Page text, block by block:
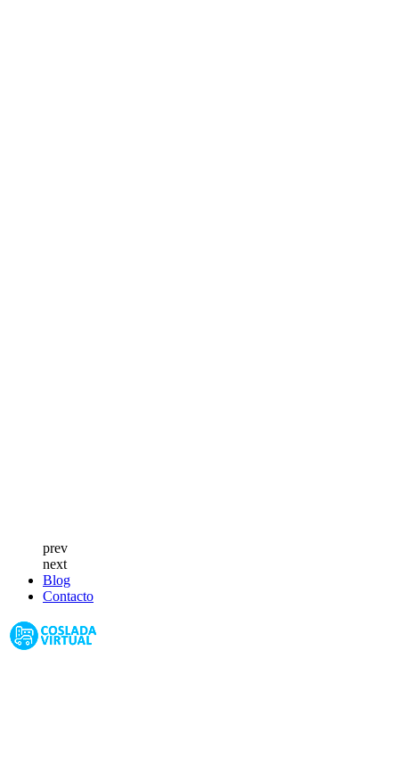
prev
next
Blog
Contacto